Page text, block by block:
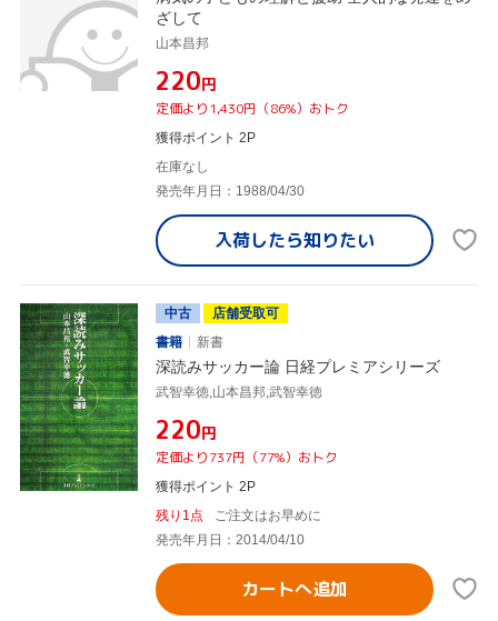
ざして
山本昌邦
¥220円
定価より1,430円（86%）おトク
獲得ポイント 2P
在庫なし
発売年月日：1988/04/30
入荷したら知りたい
中古
店舗受取可
書籍
新書
深読みサッカー論 日経プレミアシリーズ
武智幸徳,山本昌邦,武智幸徳
¥220円
定価より737円（77%）おトク
獲得ポイント 2P
残り1点
ご注文はお早めに
発売年月日：2014/04/10
カートへ追加